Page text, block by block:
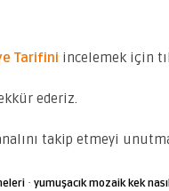
Tarifini incelemek için
ederiz.
takip etmeyi
· yumuşacık mozaik kek